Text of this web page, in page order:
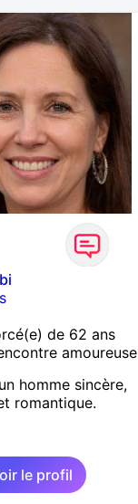
de 62 ans
amoureuse
homme sincère,
romantique.
le profil